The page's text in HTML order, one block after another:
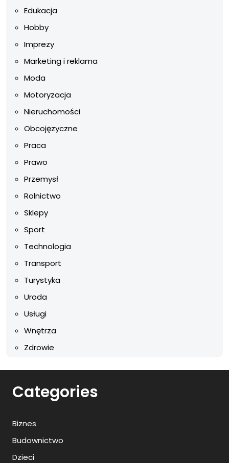
Edukacja
Hobby
Imprezy
Marketing i reklama
Moda
Motoryzacja
Nieruchomości
Obcojęzyczne
Praca
Prawo
Przemysł
Rolnictwo
Sklepy
Sport
Technologia
Transport
Turystyka
Uroda
Usługi
Wnętrza
Zdrowie
Categories
Biznes
Budownictwo
Dzieci